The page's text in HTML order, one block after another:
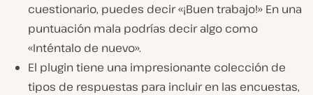
cuestionario, puedes decir «¡Buen trabajo!» En una
puntuación mala podrías decir algo como
«Inténtalo de nuevo».
El plugin tiene una impresionante colección de
tipos de respuestas para incluir en las encuestas,